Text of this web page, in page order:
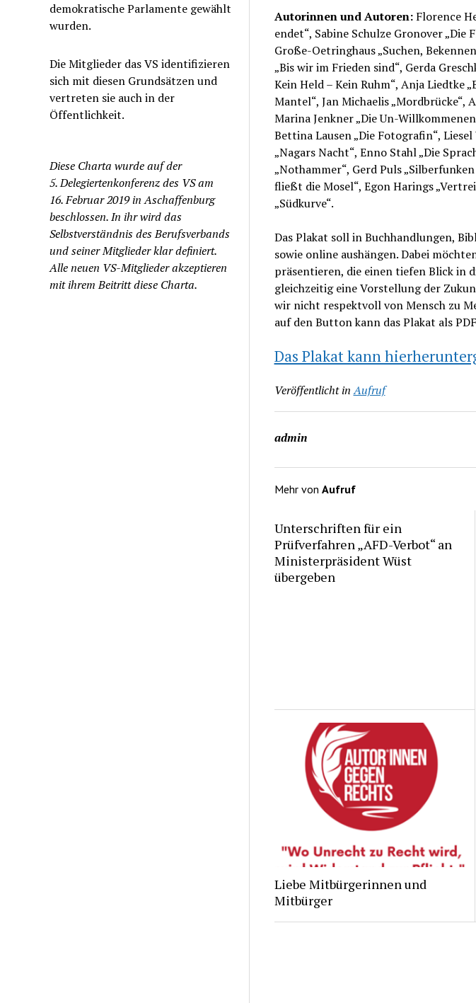
demokratische Parlamente gewählt
wurden.
Die Mitglieder das VS identifizieren
sich mit diesen Grundsätzen und
vertreten sie auch in der
Öffentlichkeit.
Diese Charta wurde auf der
5. Delegiertenkonferenz des VS am
16. Februar 2019 in Aschaffenburg
beschlossen. In ihr wird das
Selbstverständnis des Berufsverbands
und seiner Mitglieder klar definiert.
Alle neuen VS-Mitglieder akzeptieren
mit ihrem Beitritt diese Charta.
Autorinnen und Autoren:Florence
endet“, Sabine Schulze Gronover
Große-Oetringhaus „Suchen,
„Bis wir im Frieden sind“, Gerda
Kein Held – Kein Ruhm“, Anja Liedtke
Mantel“, Jan Michaelis „Mordbrücke“,
Marina Jenkner „Die Un-
Bettina Lausen „Die Fotografin“,
„Nagars Nacht“, Enno Stahl „Die
„Nothammer“, Gerd Puls
fließt die Mosel“, Egon Harings
„Südkurve“.
Das Plakat soll in Buchhandlungen,
sowie online aushängen. Dabei
präsentieren, die einen tiefen Blick in
gleichzeitig eine Vorstellung der
wir nicht respektvoll von Mensch zu
auf den Button kann das Plakat als
Das Plakat kann
Veröffentlicht in Aufruf
admin
Mehr von Aufruf
Unterschriften für ein
Prüfverfahren „AFD-Verbot“ an
Ministerpräsident Wüst
übergeben
Liebe Mitbürgerinnen und
Mitbürger